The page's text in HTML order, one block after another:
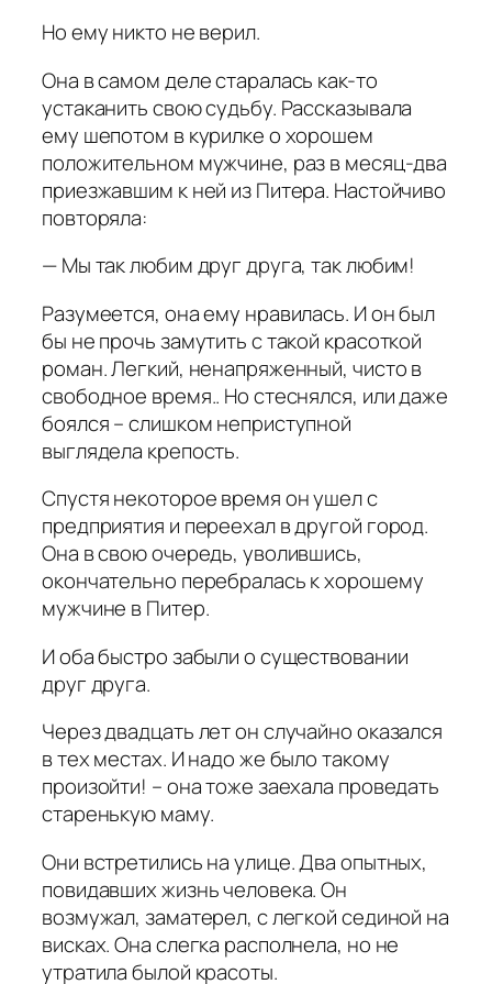
Но ему никто не верил.
Она в самом деле старалась как-то
устаканить свою судьбу. Рассказывала
ему шепотом в курилке о хорошем
положительном мужчине, раз в месяц-два
приезжавшим к ней из Питера. Настойчиво
повторяла:
— Мы так любим друг друга, так любим!
Разумеется, она ему нравилась. И он был
бы не прочь замутить с такой красоткой
роман. Легкий, ненапряженный, чисто в
свободное время.. Но стеснялся, или даже
боялся – слишком неприступной
выглядела крепость.
Спустя некоторое время он ушел с
предприятия и переехал в другой город.
Она в свою очередь, уволившись,
окончательно перебралась к хорошему
мужчине в Питер.
И оба быстро забыли о существовании
друг друга.
Через двадцать лет он случайно оказался
в тех местах. И надо же было такому
произойти! – она тоже заехала проведать
старенькую маму.
Они встретились на улице. Два опытных,
повидавших жизнь человека. Он
возмужал, заматерел, с легкой сединой на
висках. Она слегка располнела, но не
утратила былой красоты.